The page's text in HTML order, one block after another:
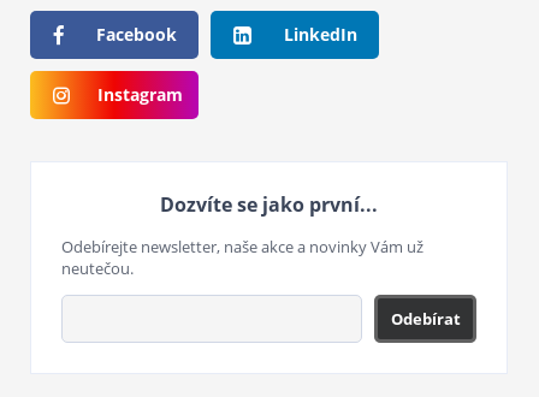
Facebook LinkedIn
Instagram
Dozvíte se jako první...
Odebírejte newsletter, naše akce a novinky Vám už
neutečou.
Odebírat